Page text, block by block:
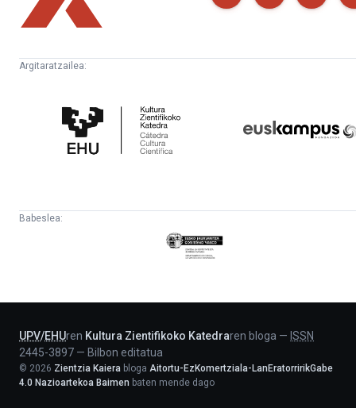
Argitaratzailea:
Zientifikoko
Katedra
Babeslea:
Eusko
Jaurlaritza
UPV/EHUren Kultura Zientifikoko Katedraren bloga — ISSN
2445-3897 — Bilbon editatua
© 2026 Zientzia Kaiera bloga Aitortu-EzKomertziala-LanEratorririkGabe
4.0 Nazioartekoa Baimen baten mende dago